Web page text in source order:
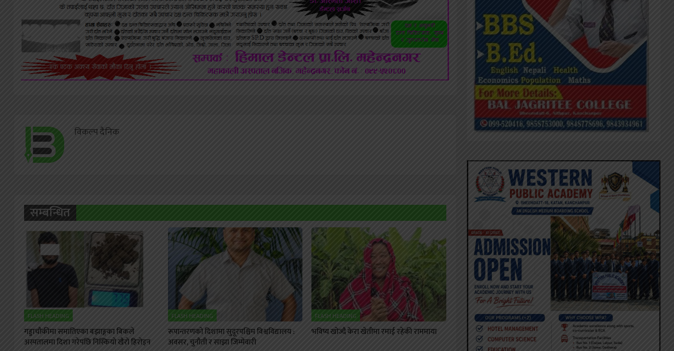
विकल्प दैनिक
सम्बन्धित
FLASH HEADING
गड्डाचौकीमा समातिएका बझाङ्गका बिकले
अस्पतालमा दिशा गरेपछि निस्कियो खैरो हिरोइन
FLASH HEADING
रूपान्तरणको दिशामा सुदूरपश्चिम विश्वविद्यालय :
अवसर, चुनौती र साझा जिम्मेवारी
FLASH HEADING
भविष्य खोज्दै केरा खेतीमा रमाई रहेकी राममाया